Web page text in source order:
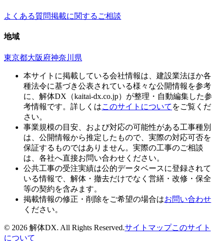
よくある質問掲載に関するご相談
地域
東京都大阪府神奈川県
本サイトに掲載している会社情報は、建設業法ほか各
種法令に基づき公表されている様々な公開情報を参考
に、解体DX（kaitai-dx.co.jp）が整理・自動編集した参
考情報です。詳しくはこのサイトについて をご覧くだ
さい。
事業規模の目安、および対応の可能性がある工事種別
は、公開情報から推定したもので、実際の対応可否を
保証するものではありません。実際の工事のご相談
は、各社へ直接お問い合わせください。
公共工事の受注実績は公的データベースに登録されて
いる情報で、解体・撤去だけでなく営繕・改修・保全
等の契約を含みます。
掲載情報の修正・削除をご希望の場合はお問い合わせ
ください。
© 2026 解体DX. All Rights Reserved.サイトマップこのサイト
について